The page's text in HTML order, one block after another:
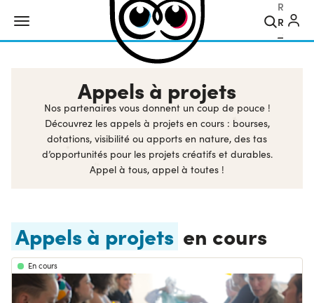
Ricerca
Appels à projets
Nos partenaires vous donnent un coup de pouce !
Découvrez les appels à projets en cours : bourses,
dotations, visibilité ou apports en nature, des tas
d’opportunités pour les projets créatifs et durables.
Appel à tous, appel à toutes !
Appels à projets en cours
En cours